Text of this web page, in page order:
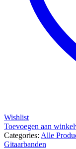
Wishlist
Toevoegen aan
Categories: Alle
Gitaarbanden